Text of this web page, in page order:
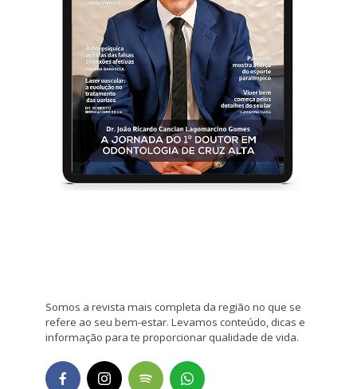
Somos a revista mais completa da região no que se
refere ao seu bem-estar. Levamos conteúdo, dicas e
informação para te proporcionar qualidade de vida.